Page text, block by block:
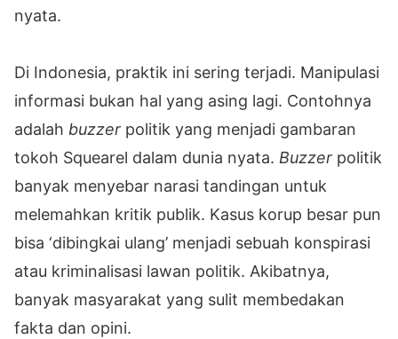
nyata.
Di Indonesia, praktik ini sering terjadi. Manipulasi
informasi bukan hal yang asing lagi. Contohnya
adalah buzzer politik yang menjadi gambaran
tokoh Squearel dalam dunia nyata. Buzzer politik
banyak menyebar narasi tandingan untuk
melemahkan kritik publik. Kasus korup besar pun
bisa ‘dibingkai ulang’ menjadi sebuah konspirasi
atau kriminalisasi lawan politik. Akibatnya,
banyak masyarakat yang sulit membedakan
fakta dan opini.